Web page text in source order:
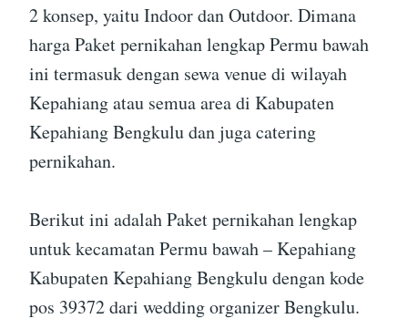
2 konsep, yaitu Indoor dan Outdoor. Dimana
harga Paket pernikahan lengkap Permu bawah
ini termasuk dengan sewa venue di wilayah
Kepahiang atau semua area di Kabupaten
Kepahiang Bengkulu dan juga catering
pernikahan.
Berikut ini adalah Paket pernikahan lengkap
untuk kecamatan Permu bawah – Kepahiang
Kabupaten Kepahiang Bengkulu dengan kode
pos 39372 dari wedding organizer Bengkulu.